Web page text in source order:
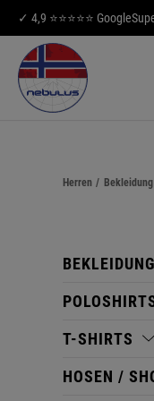
✓ 4,9 ⭐⭐⭐⭐⭐ Google
Herren / Bekleidung
BEKLEIDUNG
T-SHIRTS
HOSEN /